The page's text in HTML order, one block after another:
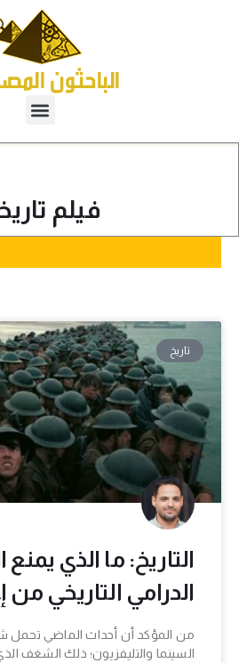
فيلم
تاريخ
التاريخ: ما الذي
الدرامي التاريخي من
من المؤكد أن أحداث الماضي تحمل
السينما والتليفزيون؛ ذلك الشغف